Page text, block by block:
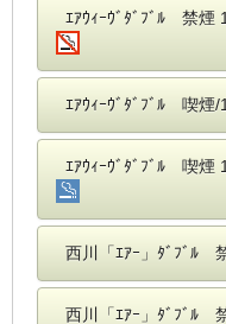
ｴｱｳｨｰｳﾞﾀﾞﾌﾞﾙ 禁煙
ｴｱｳｨｰｳﾞﾀﾞﾌﾞﾙ 喫煙/
ｴｱｳｨｰｳﾞﾀﾞﾌﾞﾙ 喫煙
西川「ｴｱｰ」ﾀﾞﾌﾞﾙ
西川「ｴｱｰ」ﾀﾞﾌﾞﾙ